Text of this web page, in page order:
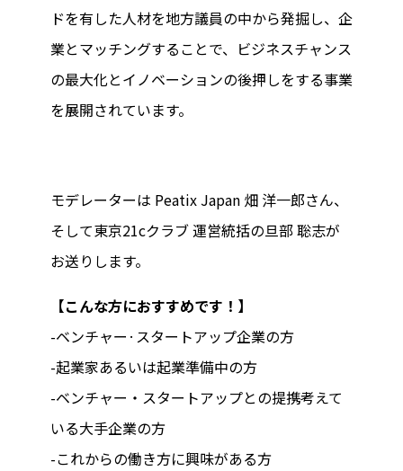
ドを有した人材を地方議員の中から発掘し、企
業とマッチングすることで、ビジネスチャンス
の最大化とイノベーションの後押しをする事業
を展開されています。
モデレーターは Peatix Japan 畑 洋一郎さん、
そして東京21cクラブ 運営統括の旦部 聡志が
お送りします。
【こんな方におすすめです！】
-ベンチャー·スタートアップ企業の方
-起業家あるいは起業準備中の方
-ベンチャー・スタートアップとの提携考えて
いる大手企業の方
-これからの働き方に興味がある方